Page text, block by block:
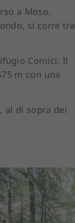
a Moso.
si corre tra
Comici. Il
m con una
al di sopra dei